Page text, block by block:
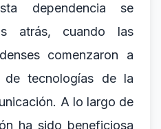
dependencia se
atrás, cuando las
comenzaron a
de tecnologías de la
A lo largo de
ha sido beneficiosa